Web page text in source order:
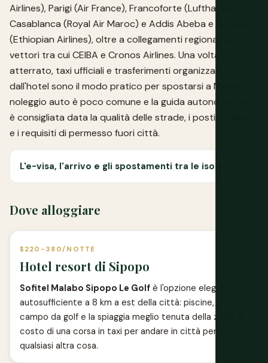
Airlines), Parigi (Air France), Francoforte (Lufthansa),
Casablanca (Royal Air Maroc) e Addis Abeba e Douala
(Ethiopian Airlines), oltre a collegamenti regionali su
vettori tra cui CEIBA e Cronos Airlines. Una volta
atterrato, taxi ufficiali e trasferimenti organizzati
dall'hotel sono il modo pratico per spostarsi a Malabo; il
noleggio auto è poco comune e la guida autonoma non
è consigliata data la qualità delle strade, i posti di blocco
e i requisiti di permesso fuori città.
L'e-visa, l'arrivo e gli spostamenti tra le isole
Dove alloggiare
$220-380/NOTTE
Hotel resort di Sipopo
Sofitel Malabo Sipopo Le Golf è l'opzione elegante e
autosufficiente a 8 km a est della città: piscine, un
campo da golf e la spiaggia meglio tenuta della zona, al
costo di una corsa in taxi per andare in città per
qualsiasi altra cosa.